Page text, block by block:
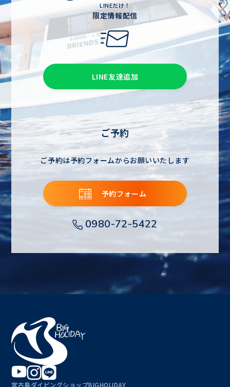
LINEだけ！
限定情報配信
LINE友達追加
ご予約
ご予約は予約フォームからお願いいたします
予約フォーム
0980-72-5422
宮古島ダイビングショップBIGHOLIDAY